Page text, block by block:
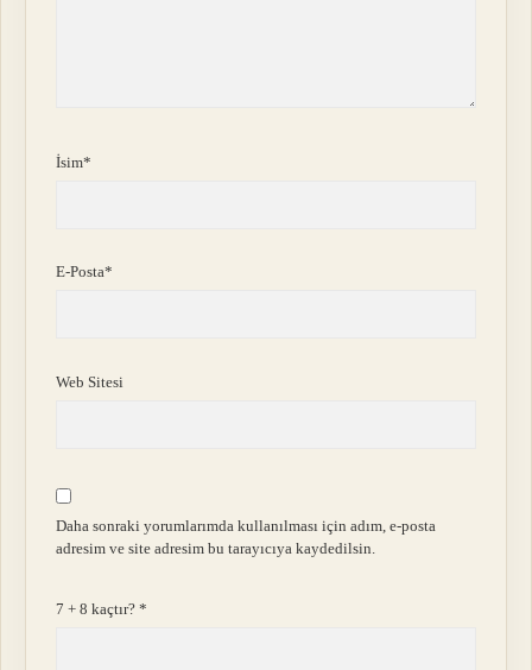
İsim*
E-Posta*
Web Sitesi
Daha sonraki yorumlarımda kullanılması için adım, e-posta
adresim ve site adresim bu tarayıcıya kaydedilsin.
7 + 8 kaçtır?*